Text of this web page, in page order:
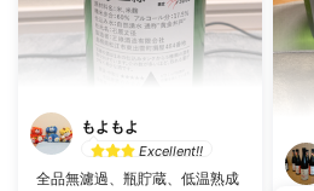
もよもよ
Excellent!!
全品無濾過、瓶貯蔵、低温熟成